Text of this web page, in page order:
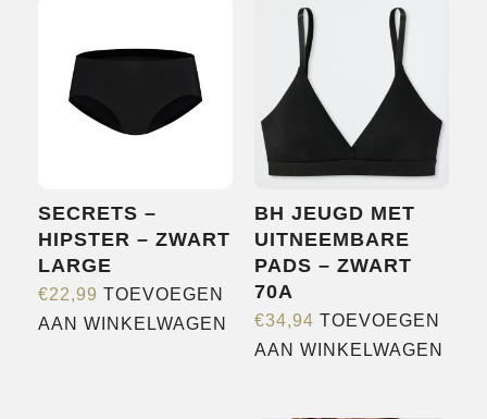
CONTACT
SECRETS –
HIPSTER – ZWART
LARGE
€22,99 TOEVOEGEN
AAN WINKELWAGEN
BH JEUGD MET
UITNEEMBARE
PADS – ZWART
70A
€34,94 TOEVOEGEN
AAN WINKELWAGEN